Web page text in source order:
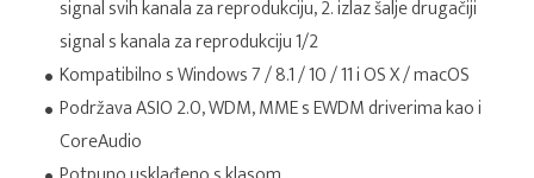
signal svih kanala za reprodukciju, 2. izlaz šalje drugačiji
signal s kanala za reprodukciju 1/2
Kompatibilno s Windows 7 / 8.1 / 10 / 11 i OS X / macOS
Podržava ASIO 2.0, WDM, MME s EWDM driverima kao i
CoreAudio